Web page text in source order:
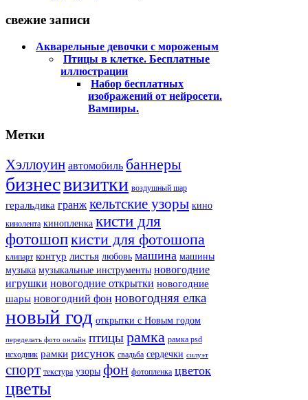
свежие записи
Акварельные девочки с мороженым
Птицы в клетке. Бесплатные
иллюстрации
Набор бесплатных
изображений от нейросети.
Вампиры.
Метки
Хэллоуин автомобиль баннеры
бизнесвизитки воздушный шар
геральдика гранж кельтские узоры кино
кинолента кинопленка кисти для
фотошопкисти для фотошопа
клипарт контур листья любовь машина машины
музыка музыкальные инструменты новогодние
игрушки новогодние открытки новогодние
шары новогодний фон новогодняя елка
новый год открытки с Новым годом
переделать фото онлайн птицырамка рамка psd
исходник рамки рисунок свадьба сердечки силуэт
спорт текстура узоры фон фотопленка цветок
цветы